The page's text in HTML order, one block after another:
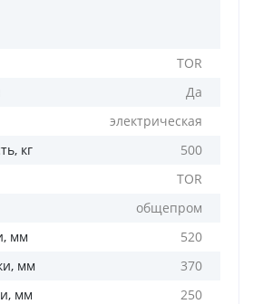
TOR
Да
электрическая
кг
500
TOR
общепром
мм
520
мм
370
мм
250